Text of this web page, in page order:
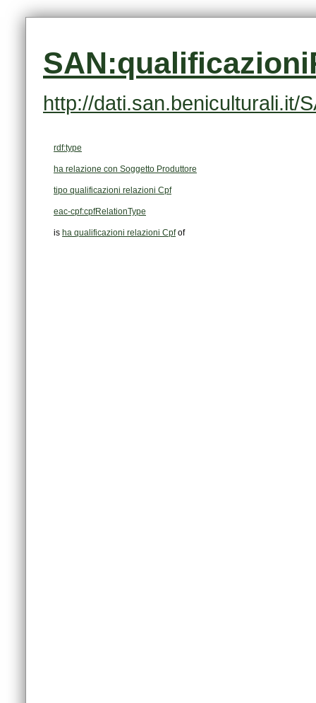
http://dati.san.beniculturali.it/
rdf:type
ha relazione con Soggetto Produttore
tipo qualificazioni relazioni Cpf
eac-cpf:cpfRelationType
is ha qualificazioni relazioni Cpfof